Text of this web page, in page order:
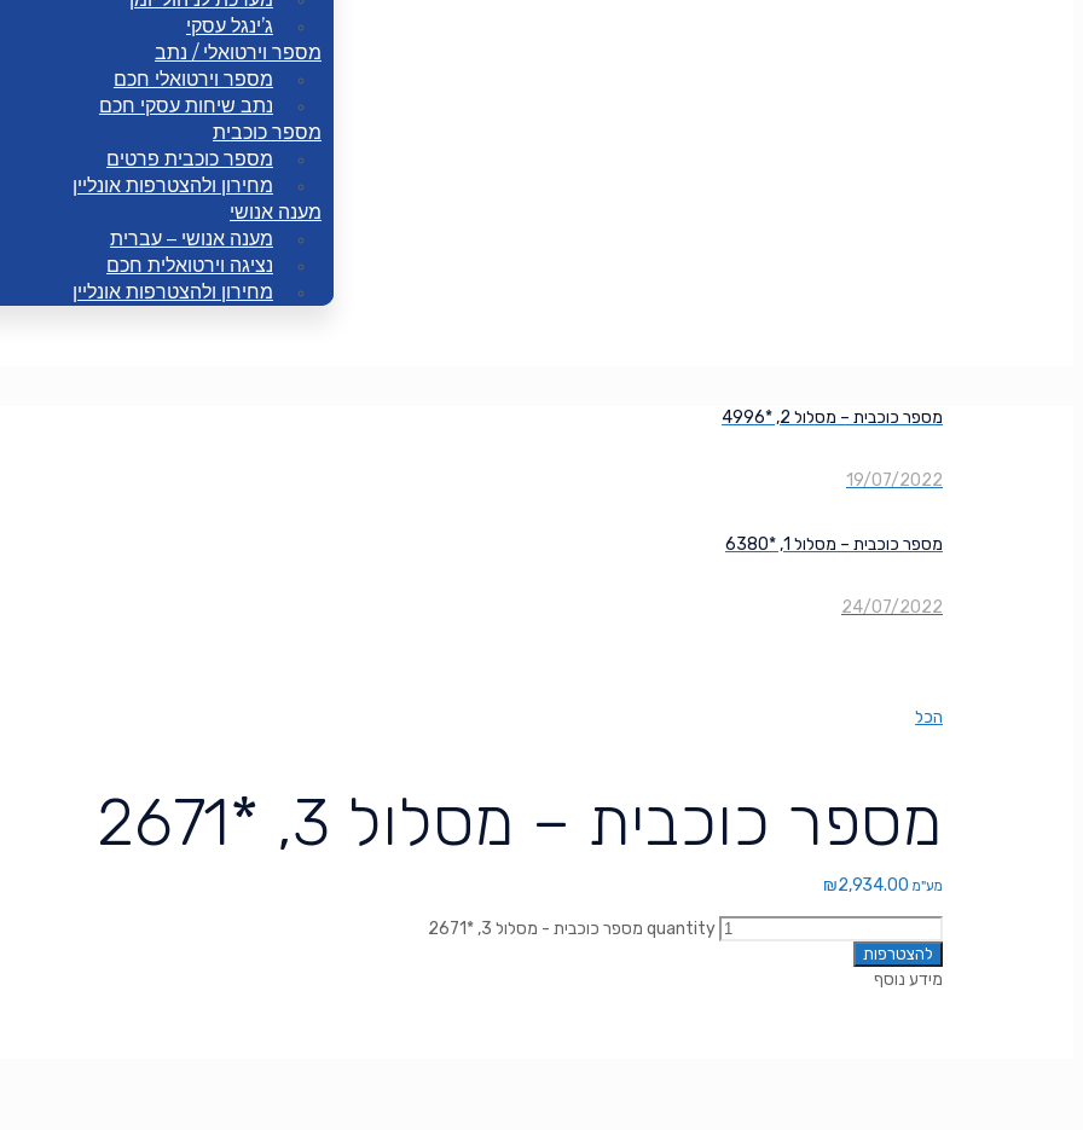
ג’ינגל עסקי
מספר וירטואלי / נתב
מספר וירטואלי חכם
נתב שיחות עסקי חכם
מספר כוכבית
מספר כוכבית פרטים
מחירון ולהצטרפות אונליין
מענה אנושי
מענה אנושי – עברית
נציגה וירטואלית חכם
מחירון ולהצטרפות אונליין
מספר כוכבית – מסלול 2, *4996
19/07/2022
מספר כוכבית – מסלול 1, *6380
24/07/2022
הכל
מספר כוכבית – מסלול 3, *2671
₪2,934.00 מע"מ
מספר כוכבית - מסלול 3, *2671 quantity
להצטרפות
מידע נוסף